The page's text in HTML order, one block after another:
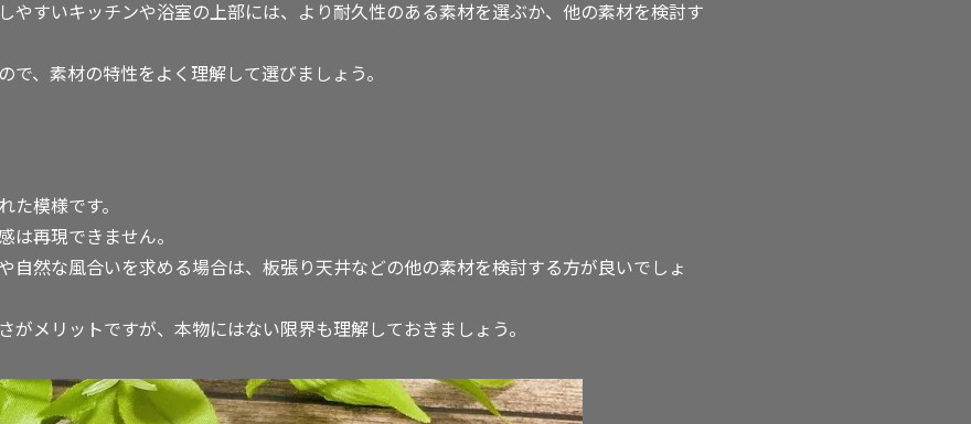
やすいキッチンや浴室の上部には、より耐久性のある素材を選ぶか、他の素材を検討す
、素材の特性をよく理解して選びましょう。
模様です。
は再現できません。
自然な風合いを求める場合は、板張り天井などの他の素材を検討する方が良いでしょ
がメリットですが、本物にはない限界も理解しておきましょう。